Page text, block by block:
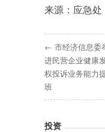
来源：应急处
← 市经济信息委
进民营企业健康
权投诉业务能力
班
投资